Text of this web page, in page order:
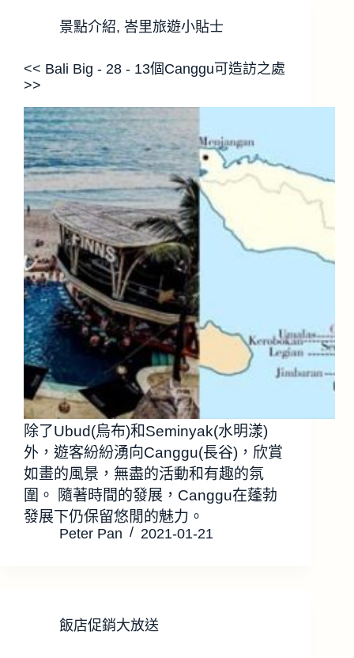
景點介紹, 峇里旅遊小貼士
<< Bali Big - 28 - 13個Canggu可造訪之處
>>
除了Ubud(烏布)和Seminyak(水明漾)
外，遊客紛紛湧向Canggu(長谷)，欣賞
如畫的風景，無盡的活動和有趣的氛
圍。 隨著時間的發展，Canggu在蓬勃
發展下仍保留悠閒的魅力。
Peter Pan 2021-01-21
飯店促銷大放送